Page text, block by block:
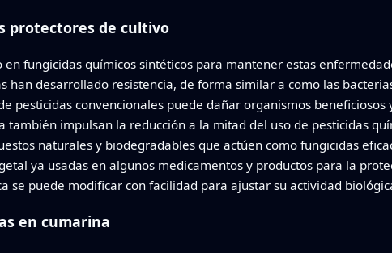
protectores de cultivo
fungicidas químicos sintéticos para mantener estas
han desarrollado resistencia, de forma similar a como las
pesticidas convencionales puede dañar organismos
impulsan la reducción a la mitad del uso de pesticidas
naturales y biodegradables que actúen como fungicidas
ya usadas en algunos medicamentos y productos para la
se puede modificar con facilidad para ajustar su actividad
en cumarina